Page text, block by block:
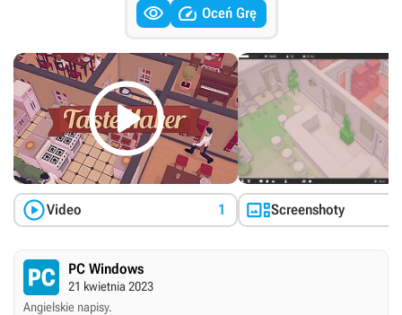
  Oceń Grę

Video 1 Screenshoty
PC Windows
21 kwietnia 2023
Angielskie napisy.